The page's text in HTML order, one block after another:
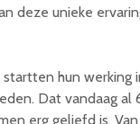
deze unieke
hun werking
Dat vandaag al
erg geliefd is.